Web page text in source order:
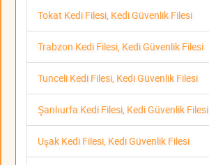
Tokat Kedi Filesi, Kedi Güvenlik Filesi
Trabzon Kedi Filesi, Kedi Güvenlik Filesi
Tunceli Kedi Filesi, Kedi Güvenlik Filesi
Şanlıurfa Kedi Filesi, Kedi Güvenlik Filesi
Uşak Kedi Filesi, Kedi Güvenlik Filesi